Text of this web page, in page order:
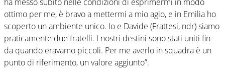
ottimo per me, è bravo a mettermi a mio agio, e in Emilia ho
scoperto un ambiente unico. Io e Davide (Frattesi, ndr) siamo
praticamente due fratelli. I nostri destini sono stati uniti fin
da quando eravamo piccoli. Per me averlo in squadra è un
punto di riferimento, un valore aggiunto”.